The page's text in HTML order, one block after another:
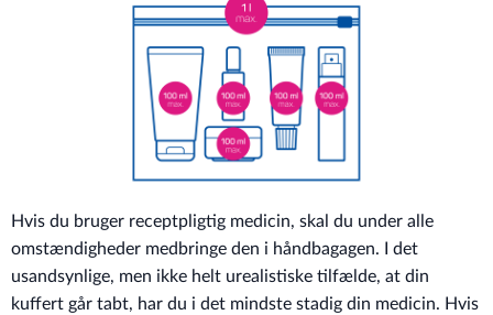
Hvis du bruger receptpligtig medicin, skal du under alle
omstændigheder medbringe den i håndbagagen. I det
usandsynlige, men ikke helt urealistiske tilfælde, at din
kuffert går tabt, har du i det mindste stadig din medicin. Hvis